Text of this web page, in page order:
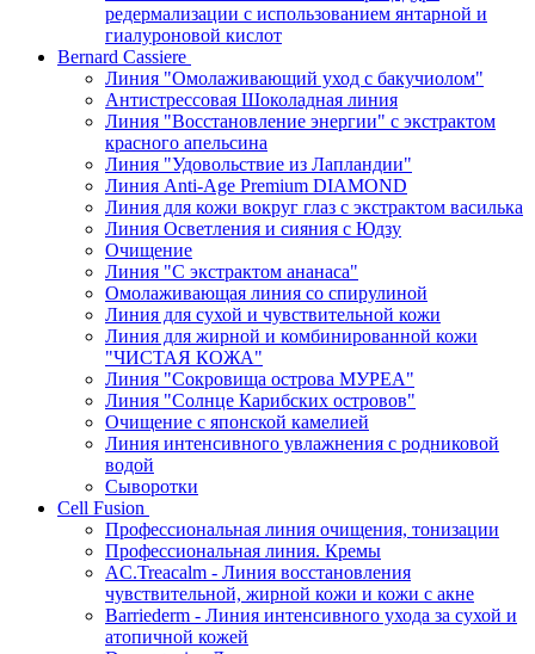
редермализации с использованием янтарной и
гиалуроновой кислот
Bernard Cassiere
Линия "Омолаживающий уход с бакучиолом"
Антистрессовая Шоколадная линия
Линия "Восстановление энергии" с экстрактом
красного апельсина
Линия "Удовольствие из Лапландии"
Линия Anti-Age Premium DIAMOND
Линия для кожи вокруг глаз с экстрактом василька
Линия Осветления и сияния с Юдзу
Очищение
Линия "С экстрактом ананаса"
Омолаживающая линия со спирулиной
Линия для сухой и чувствительной кожи
Линия для жирной и комбинированной кожи
"ЧИСТАЯ КОЖА"
Линия "Сокровища острова МУРЕА"
Линия "Солнце Карибских островов"
Очищение с японской камелией
Линия интенсивного увлажнения с родниковой
водой
Сыворотки
Cell Fusion
Профессиональная линия очищения, тонизации
Профессиональная линия. Кремы
AC.Treacalm - Линия восстановления
чувствительной, жирной кожи и кожи с акне
Barriederm - Линия интенсивного ухода за сухой и
атопичной кожей